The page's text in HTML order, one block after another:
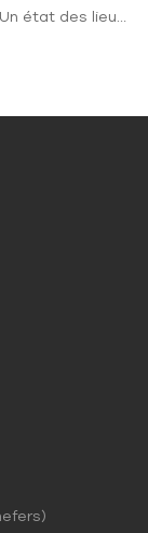
état des lieux
en vue de